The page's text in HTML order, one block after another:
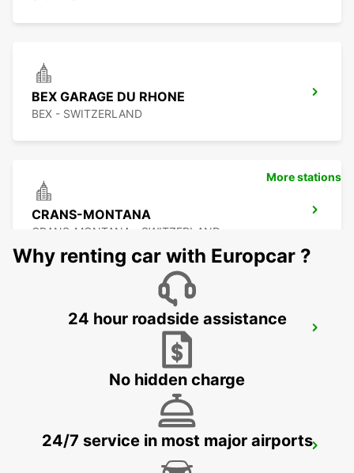
BEX GARAGE DU RHONE
BEX - SWITZERLAND
CRANS-MONTANA
CRANS-MONTANA - SWITZERLAND
SIERRE GARAGE OLYMPIC
AIGLE
More stations
Why renting car with Europcar ?
24 hour roadside assistance
No hidden charge
24/7 service in most major airports